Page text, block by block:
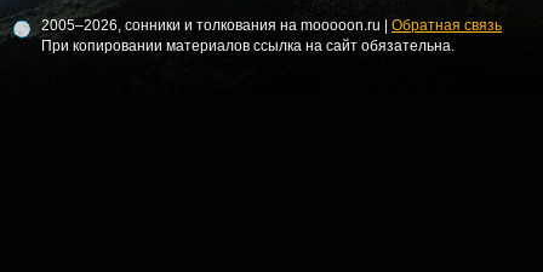
2005–2026, сонники и толкования на mooooon.ru | Обратная связь
При копировании материалов ссылка на сайт обязательна.